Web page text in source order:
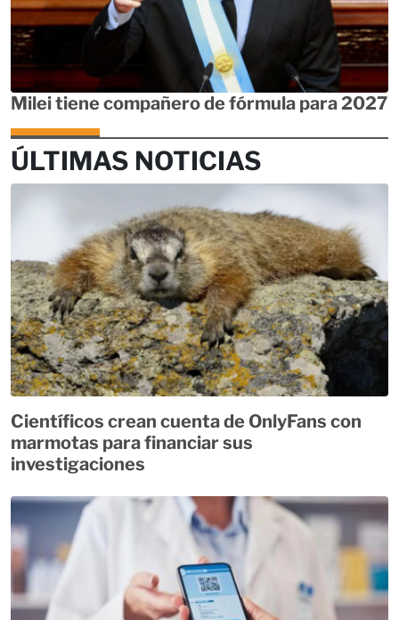
Milei tiene compañero de fórmula para 2027
ÚLTIMAS NOTICIAS
Científicos crean cuenta de OnlyFans con
marmotas para financiar sus
investigaciones